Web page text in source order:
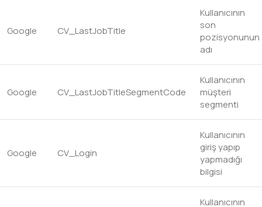
Google CV_LastJobTitle
Kullanıcının
son
pozisyonunun
adı
Google CV_LastJobTitleSegmentCode
Kullanıcının
müşteri
segmenti
Google CV_Login
Kullanıcının
giriş yapıp
yapmadığı
bilgisi
Kullanıcının